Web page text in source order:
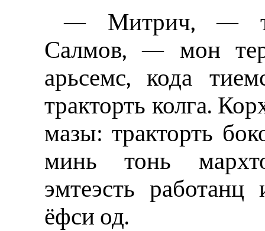
— Митрич‚ —
Салмов, — мон
арьсемс, кода
тракторть колга.
мазы: тракторть
минь тонь
эмтеэсть работанц
ёфси од.